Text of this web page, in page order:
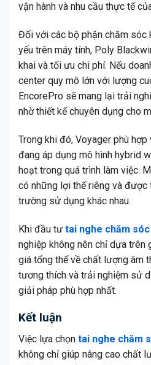
vận hành và nhu cầu thực tế
Đối với các bộ phận chăm sóc
yếu trên máy tính, Poly
khai và tối ưu chi phí. Nếu
center quy mô lớn với lượng
EncorePro sẽ mang lại trải
nhờ thiết kế chuyên dụng cho
Trong khi đó, Voyager phù
đang áp dụng mô hình hybrid
hoạt trong quá trình làm việc.
có những lợi thế riêng và
trường sử dụng khác nhau.
Khi đầu tư tai nghe chăm
nghiệp không nên chỉ dựa trên
giá tổng thể về chất lượng âm
tương thích và trải nghiệm sử
giải pháp phù hợp nhất.
Kết luận
Việc lựa chọn tai nghe chăm
không chỉ giúp nâng cao chất